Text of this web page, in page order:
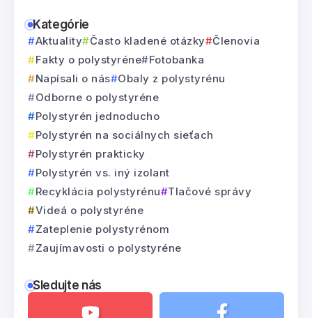
Kategórie
Aktuality Často kladené otázky
Členovia
Fakty o polystyréne
Fotobanka
Napísali o nás
Obaly z polystyrénu
Odborne o polystyréne
Polystyrén jednoducho
Polystyrén na sociálnych sieťach
Polystyrén prakticky
Polystyrén vs. iný izolant
Recyklácia polystyrénu
Tlačové správy
Videá o polystyréne
Zateplenie polystyrénom
Zaujímavosti o polystyréne
Sledujte nás